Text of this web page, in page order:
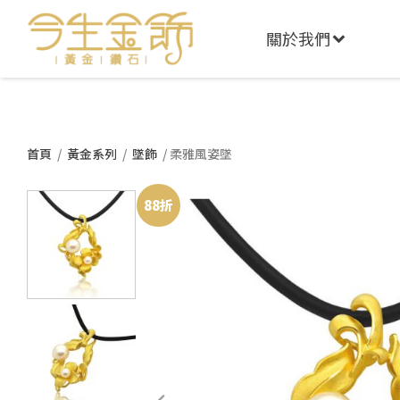
關於我們
首頁 / 黃金系列 / 墜飾 / 柔雅風姿墜
88折